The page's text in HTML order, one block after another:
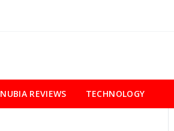
NUBIA REVIEWS TECHNOLOGY